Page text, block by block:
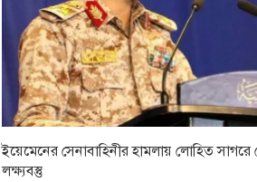
ইয়েমেনের সেনাবাহিনীর হামলায় লোহিত সাগরে
লক্ষ্যবস্তু